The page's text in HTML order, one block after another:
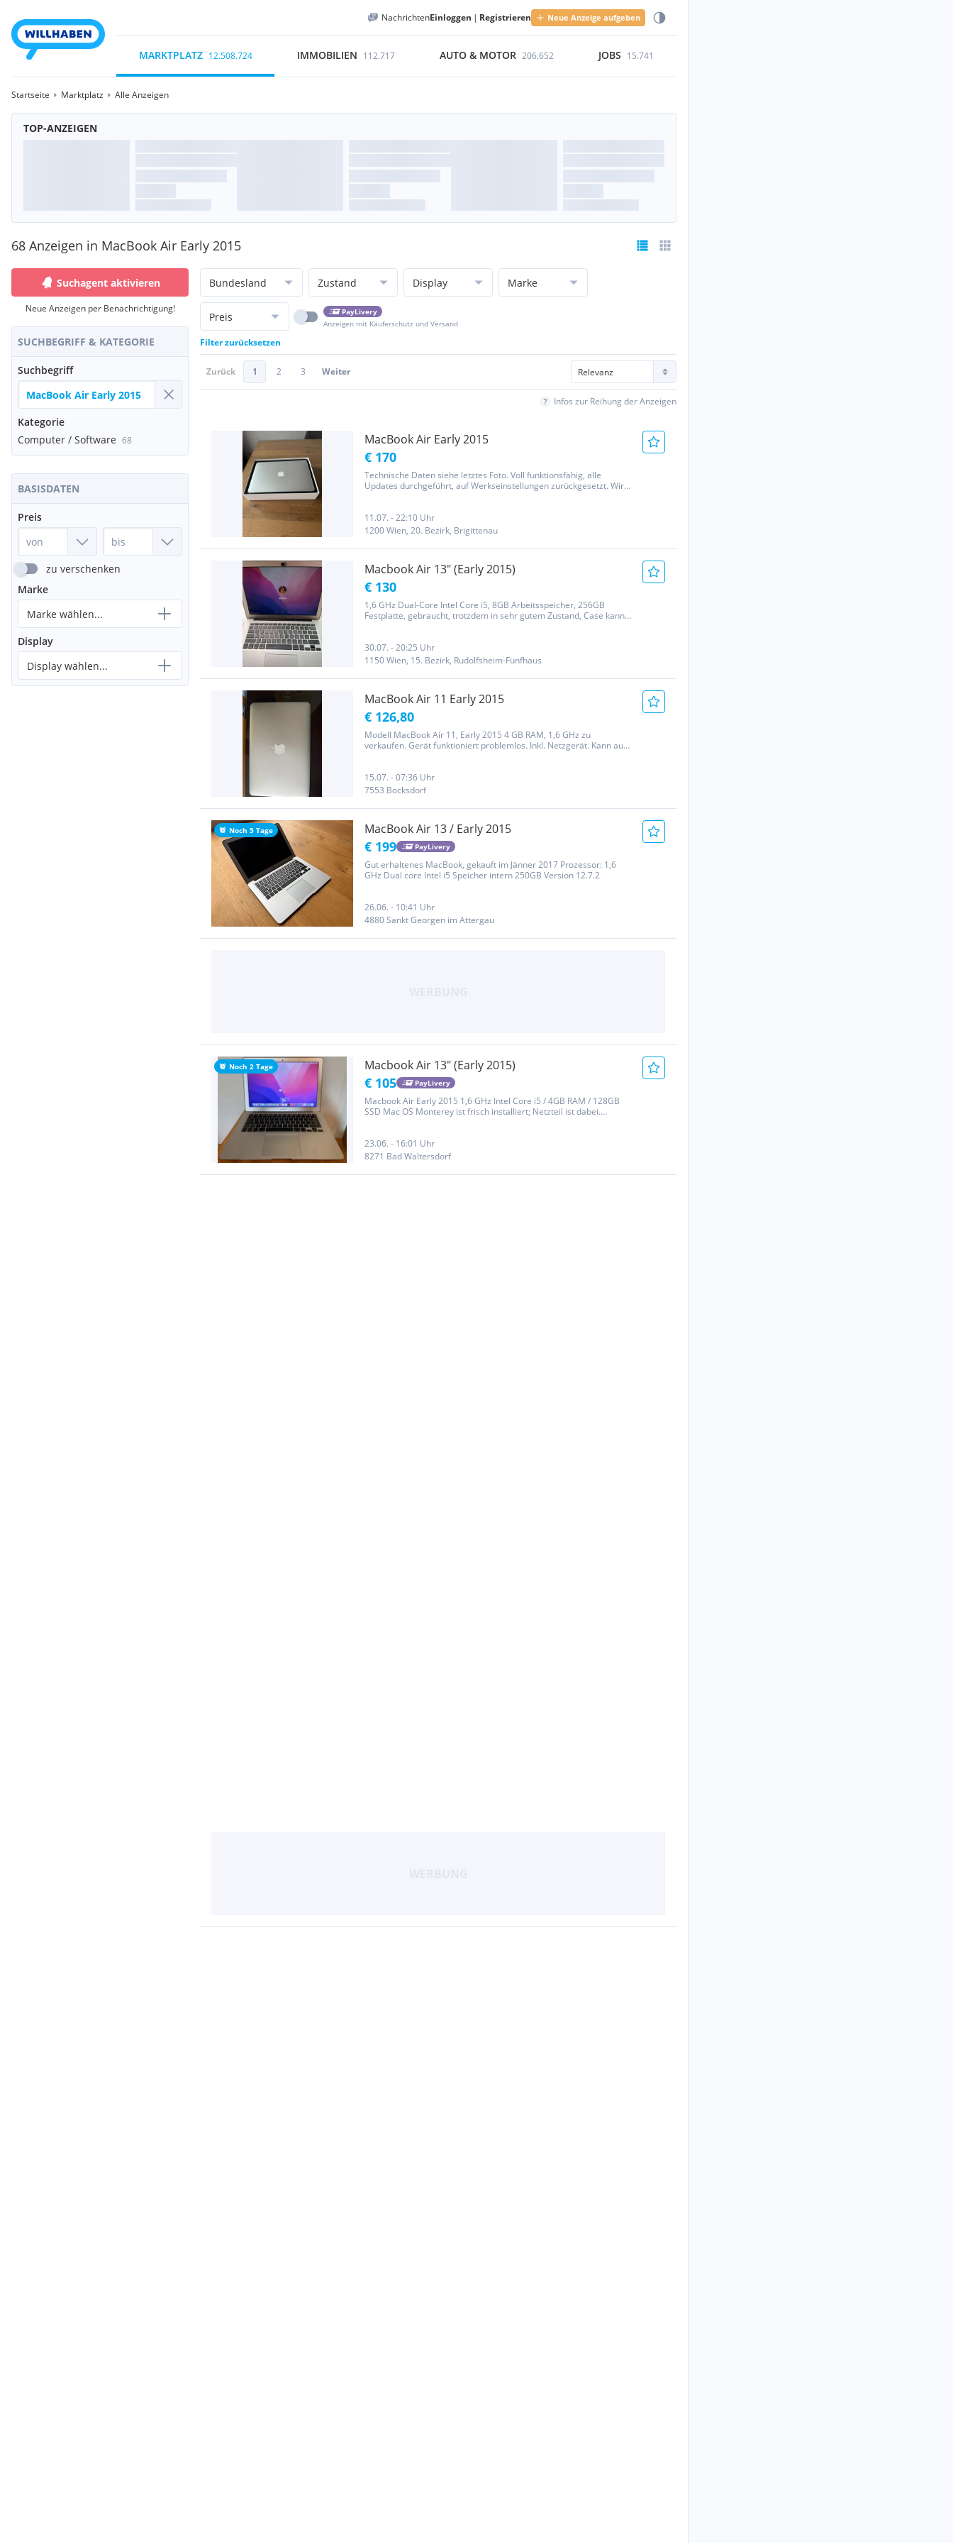
NachrichtenEinloggen | Registrieren Neue Anzeige aufgeben
MARKTPLATZ 12.508.724 IMMOBILIEN 112.717 AUTO & MOTOR 206.652 JOBS 15.741
Startseite Marktplatz Alle Anzeigen
TOP-ANZEIGEN
68 Anzeigen in MacBook Air Early 2015
Suchagent aktivieren
Neue Anzeigen per Benachrichtigung!
SUCHBEGRIFF & KATEGORIE
Suchbegriff
Kategorie
Computer / Software 68
BASISDATEN
Preis
zu verschenken
Marke
Marke wählen...
Display
Display wählen...
Bundesland Zustand Display Marke
Preis
PayLivery
Anzeigen mit Käuferschutz und Versand
Filter zurücksetzen
Zurück 1 2 3 Weiter
Infos zur Reihung der Anzeigen
MacBook Air Early 2015
€ 170
Technische Daten siehe letztes Foto. Voll funktionsfähig, alle
Updates durchgeführt, auf Werkseinstellungen zurückgesetzt. Wird
11.07. - 22:10 Uhr
1200 Wien, 20. Bezirk, Brigittenau
Macbook Air 13" (Early 2015)
€ 130
1,6 GHz Dual-Core Intel Core i5, 8GB Arbeitsspeicher, 256GB
Festplatte, gebraucht, trotzdem in sehr gutem Zustand, Case kann
30.07. - 20:25 Uhr
1150 Wien, 15. Bezirk, Rudolfsheim-Fünfhaus
MacBook Air 11 Early 2015
€ 126,80
Modell MacBook Air 11, Early 2015 4 GB RAM, 1,6 GHz zu
verkaufen. Gerät funktioniert problemlos. Inkl. Netzgerät. Kann auch
15.07. - 07:36 Uhr
7553 Bocksdorf
Noch 5 Tage MacBook Air 13 / Early 2015
€ 199 PayLivery
Gut erhaltenes MacBook, gekauft im Jänner 2017 Prozessor: 1,6
GHz Dual core Intel i5 Speicher intern 250GB Version 12.7.2
26.06. - 10:41 Uhr
4880 Sankt Georgen im Attergau
Noch 2 Tage Macbook Air 13" (Early 2015)
€ 105 PayLivery
Macbook Air Early 2015 1,6 GHz Intel Core i5 / 4GB RAM / 128GB
SSD Mac OS Monterey ist frisch installiert; Netzteil ist dabei.
23.06. - 16:01 Uhr
8271 Bad Waltersdorf